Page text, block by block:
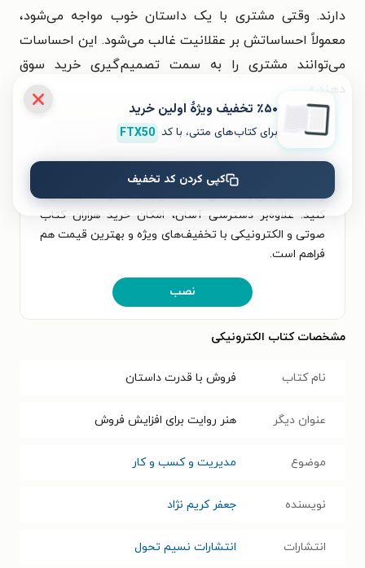
دارند. وقتی مشتری با یک داستان خوب مواجه می‌شود،
معمولاً احساساتش بر عقلانیت غالب می‌شود. این احساسات
می‌توانند مشتری را به سمت تصمیم‌گیری خرید سوق
دهند.»
برای تجربه‌ای بهتر در دانلود کتاب فروش با قدرت داستان و
در اپلیکیشن می‌توانید مطالعه‌ی خود را شخصی‌سازی کنید
و لذت خواندن و شنیدن کتاب‌ها را همیشه و همه‌جا تجربه
کنید. علاوه‌بر دسترسی آسان، امکان خرید هزاران کتاب
صوتی و الکترونیکی با تخفیف‌های ویژه و بهترین قیمت هم
فراهم است.
نصب
مشخصات کتاب الکترونیکی
نام کتاب فروش با قدرت داستان
عنوان دیگر هنر روایت برای افزایش فروش
موضوع مدیریت و کسب و کار
نویسنده جعفر کریم نژاد
انتشارات انتشارات نسیم تحول
٪۵۰ تخفیف ویژۀ اولین خرید
برای کتاب‌های متنی، با کد FTX50
کپی کردن کد تخفیف